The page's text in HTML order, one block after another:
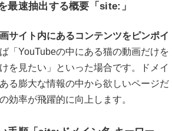
最速抽出する概要「site:」
サイト内にあるコンテンツをピンポイ
「YouTubeの中にある猫の動画だけを
を見たい」といった場合です。ドメイ
る膨大な情報の中から欲しいページだ
効率が飛躍的に向上します。